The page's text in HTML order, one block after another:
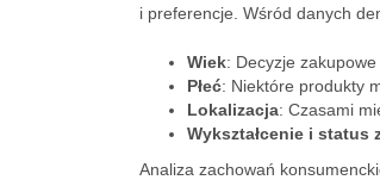
i preferencje. Wśród danych
Wiek: Decyzje
Płeć: Niektóre produkty
Lokalizacja: Czasami
Wykształcenie i status
Analiza zachowań